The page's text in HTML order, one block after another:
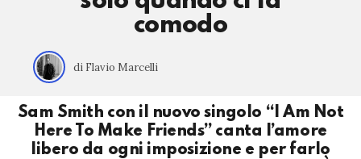
comodo
di Flavio Marcelli
Sam Smith con il nuovo singolo “I Am Not
Here To Make Friends” canta l’amore
libero da ogni imposizione e per farlo